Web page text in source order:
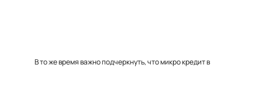
В то же время важно подчеркнуть, что микро кредит в